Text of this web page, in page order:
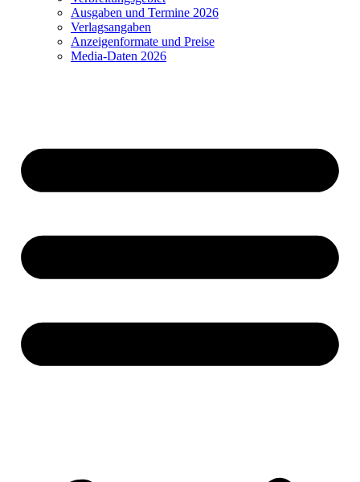
Ausgaben und Termine 2026
Verlagsangaben
Anzeigenformate und Preise
Media-Daten 2026